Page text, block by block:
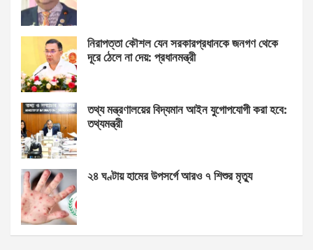
নিরাপত্তা কৌশল যেন সরকারপ্রধানকে জনগণ থেকে
দূরে ঠেলে না দেয়: প্রধানমন্ত্রী
তথ্য মন্ত্রণালয়ের বিদ্যমান আইন যুগোপযোগী করা হবে:
তথ্যমন্ত্রী
২৪ ঘণ্টায় হামের উপসর্গে আরও ৭ শিশুর মৃত্যু